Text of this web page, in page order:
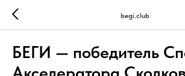
begi.club
БЕГИ — победитель